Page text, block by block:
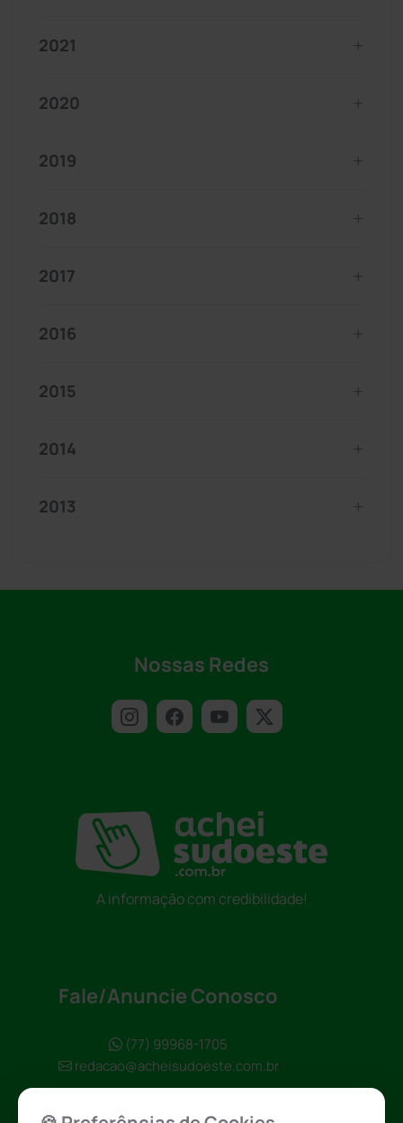
2021
2020
2019
2018
2017
2016
2015
2014
2013
Nossas Redes
A informação com credibilidade!
Fale/Anuncie Conosco
(77) 99968-1705
redacao@acheisudoeste.com.br